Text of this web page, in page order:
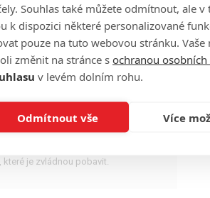
které je zvládnou pobavit.
Souhlas také můžete odmítnout, ale v
k dispozici některé personalizované
pouze na tuto webovou stránku. Vaše
změnit na stránce sochranou osobních
v levém dolním rohu.
Odmítnout vše Více